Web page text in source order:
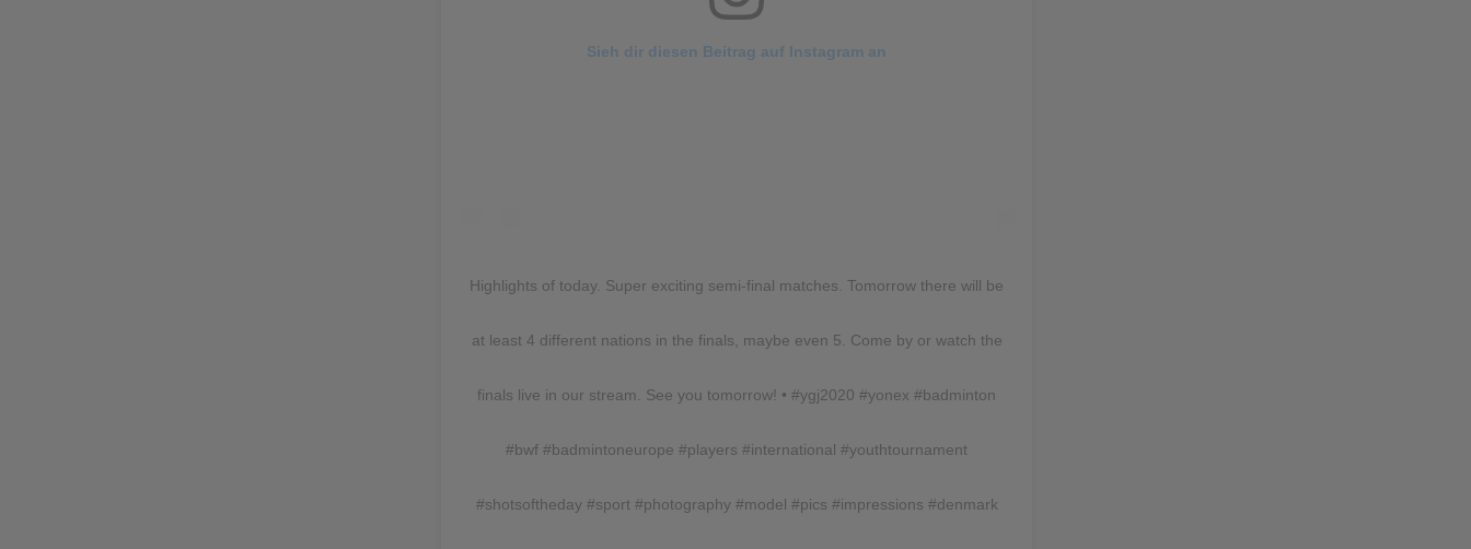
Sieh dir diesen Beitrag auf Instagram an
Highlights of today. Super exciting semi-final matches. Tomorrow there will be
at least 4 different nations in the finals, maybe even 5. Come by or watch the
finals live in our stream. See you tomorrow! • #ygj2020 #yonex #badminton
#bwf #badmintoneurope #players #international #youthtournament
#shotsoftheday #sport #photography #model #pics #impressions #denmark